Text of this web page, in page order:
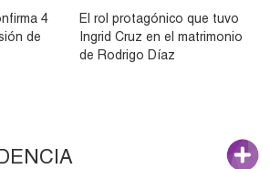
4
de
El rol protagónico que tuvo
Ingrid Cruz en el matrimonio
de Rodrigo Díaz